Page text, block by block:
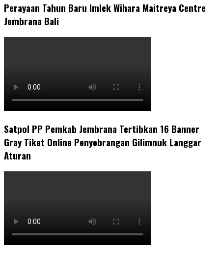
Perayaan Tahun Baru Imlek Wihara Maitreya Centre
Jembrana Bali
Satpol PP Pemkab Jembrana Tertibkan 16 Banner
Gray Tiket Online Penyebrangan Gilimnuk Langgar
Aturan